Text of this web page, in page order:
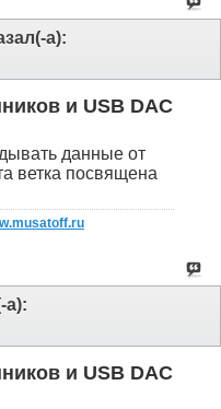
а):
и USB DAC
данные от
ветка посвящена
а):
и USB DAC